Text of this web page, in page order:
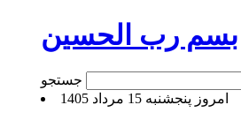
بسم رب الحسین
امروز پنجشنبه 15 مرداد 1405